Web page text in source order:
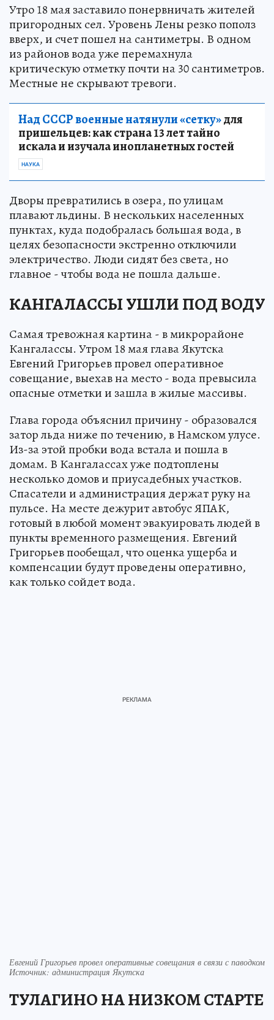
Утро 18 мая заставило понервничать жителей
пригородных сел. Уровень Лены резко пополз
вверх, и счет пошел на сантиметры. В одном
из районов вода уже перемахнула
критическую отметку почти на 30 сантиметров.
Местные не скрывают тревоги.
Над СССР военные натянули «сетку»для
пришельцев: как страна 13 лет тайно
искала и изучала инопланетных гостей
НАУКА
Дворы превратились в озера, по улицам
плавают льдины. В нескольких населенных
пунктах, куда подобралась большая вода, в
целях безопасности экстренно отключили
электричество. Люди сидят без света, но
главное - чтобы вода не пошла дальше.
КАНГАЛАССЫ УШЛИ ПОД ВОДУ
Самая тревожная картина - в микрорайоне
Кангалассы. Утром 18 мая глава Якутска
Евгений Григорьев провел оперативное
совещание, выехав на место - вода превысила
опасные отметки и зашла в жилые массивы.
Глава города объяснил причину - образовался
затор льда ниже по течению, в Намском улусе.
Из-за этой пробки вода встала и пошла в
домам. В Кангалассах уже подтоплены
несколько домов и приусадебных участков.
Спасатели и администрация держат руку на
пульсе. На месте дежурит автобус ЯПАК,
готовый в любой момент эвакуировать людей в
пункты временного размещения. Евгений
Григорьев пообещал, что оценка ущерба и
компенсации будут проведены оперативно,
как только сойдет вода.
Евгений Григорьев провел оперативные совещания в связи с паводком
Источник: администрация Якутска
ТУЛАГИНО НА НИЗКОМ СТАРТЕ